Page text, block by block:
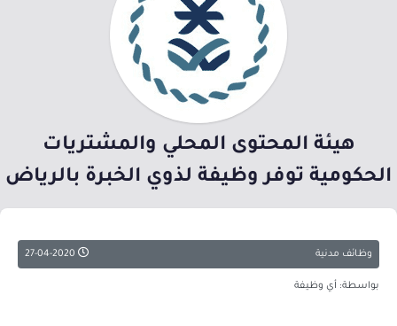
هيئة المحتوى المحلي والمشتريات
الحكومية توفر وظيفة لذوي الخبرة بالرياض
وظائف مدنية
بواسطة: أي وظيفة